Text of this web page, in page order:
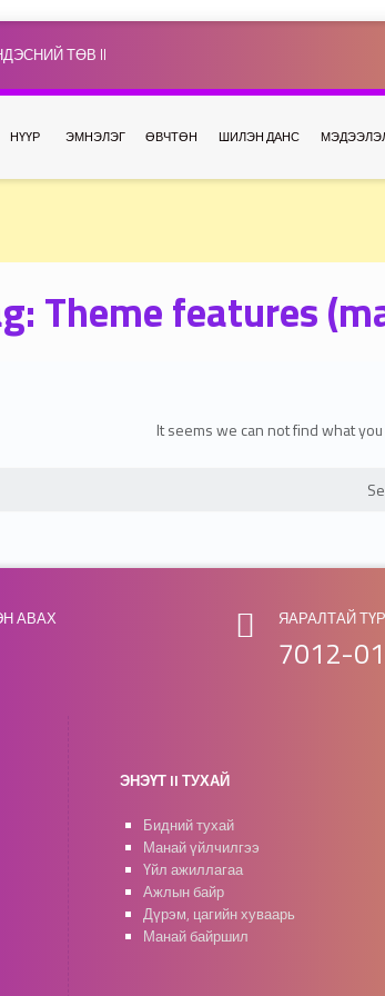
ТӨВ II
НҮҮР ЭМНЭЛЭГ ӨВЧТӨН ШИЛЭН ДАНС
Theme features
It seems we can not find what
АВАХ ЯАРАЛТАЙ
7012-
ЭНЭҮТ II ТУХАЙ
Бидний тухай
Манай үйлчилгээ
Үйл ажиллагаа
Ажлын байр
Дүрэм, цагийн хуваарь
Манай байршил